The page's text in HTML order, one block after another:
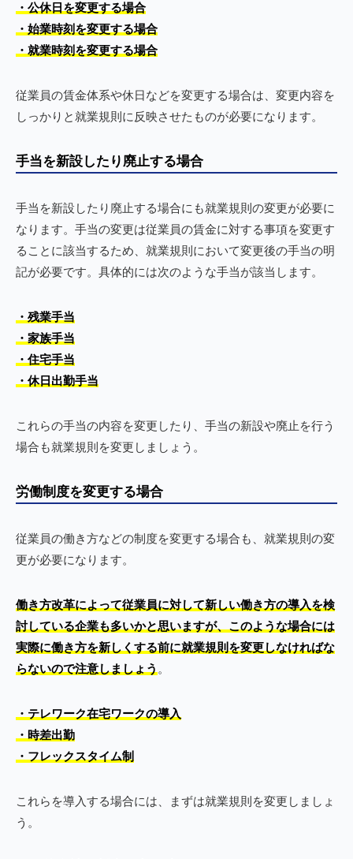
・公休日を変更する場合
・始業時刻を変更する場合
・就業時刻を変更する場合
従業員の賃金体系や休日などを変更する場合は、変更内容を
しっかりと就業規則に反映させたものが必要になります。
手当を新設したり廃止する場合
手当を新設したり廃止する場合にも就業規則の変更が必要に
なります。手当の変更は従業員の賃金に対する事項を変更す
ることに該当するため、就業規則において変更後の手当の明
記が必要です。具体的には次のような手当が該当します。
・残業手当
・家族手当
・住宅手当
・休日出勤手当
これらの手当の内容を変更したり、手当の新設や廃止を行う
場合も就業規則を変更しましょう。
労働制度を変更する場合
従業員の働き方などの制度を変更する場合も、就業規則の変
更が必要になります。
働き方改革によって従業員に対して新しい働き方の導入を検
討している企業も多いかと思いますが、このような場合には
実際に働き方を新しくする前に就業規則を変更しなければな
らないので注意しましょう。
・テレワーク在宅ワークの導入
・時差出勤
・フレックスタイム制
これらを導入する場合には、まずは就業規則を変更しましょ
う。